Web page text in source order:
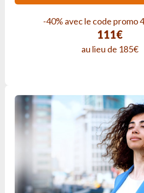
-40% avec le code promo
111€
au lieu de 185€